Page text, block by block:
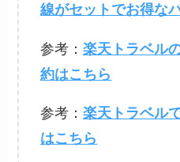
線がセットでお得な
参考：楽天トラベル
約はこちら
参考：楽天トラベル
はこちら